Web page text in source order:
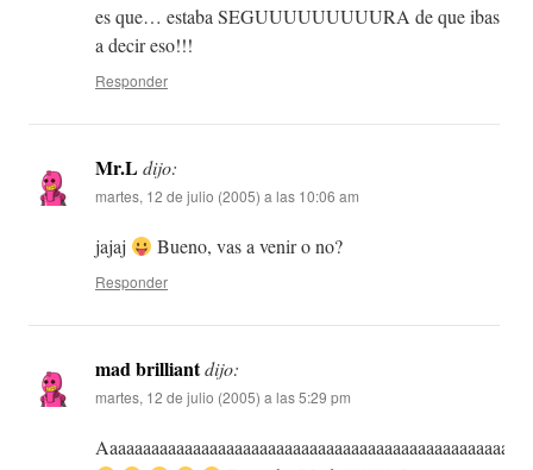
es que… estaba SEGUUUUUUUUURA de que ibas
a decir eso!!!
Responder
Mr.Ldijo:
martes, 12 de julio (2005) a las 10:06 am
jajaj Bueno, vas a venir o no?
Responder
mad brilliantdijo:
martes, 12 de julio (2005) a las 5:29 pm